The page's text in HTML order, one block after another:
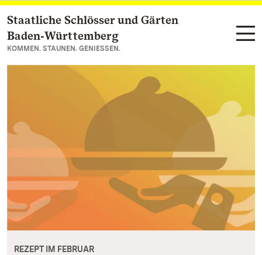
Zum Hauptinhalt springen
Staatliche Schlösser und Gärten
Baden‑Württemberg
KOMMEN. STAUNEN. GENIESSEN.
REZEPT IM FEBRUAR